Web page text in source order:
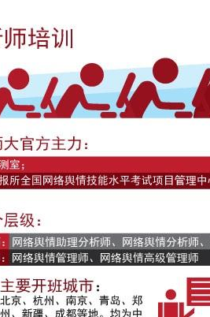
200814-1.jpg